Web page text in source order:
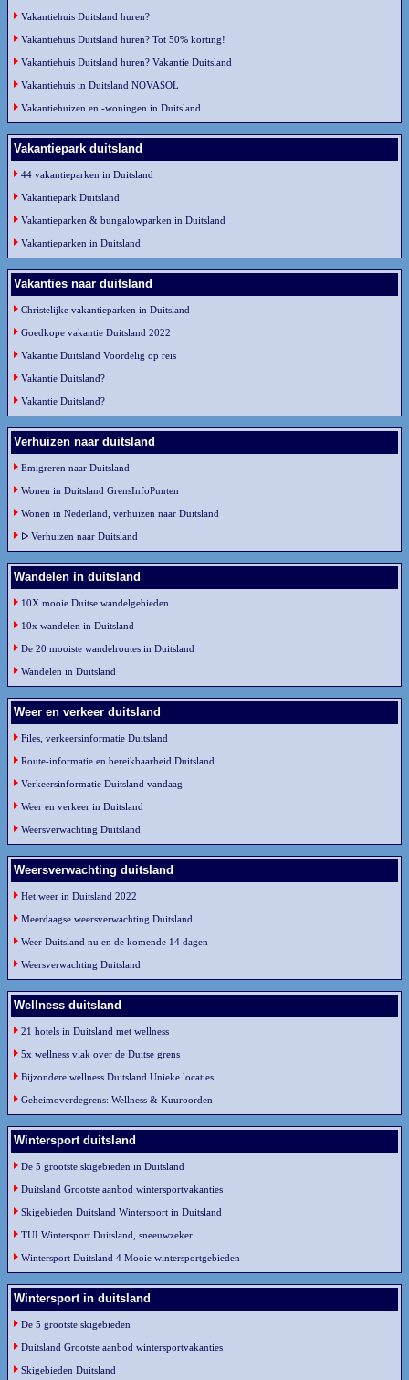
Vakantiehuis Duitsland huren?
Vakantiehuis Duitsland huren? Tot 50% korting!
Vakantiehuis Duitsland huren? Vakantie Duitsland
Vakantiehuis in Duitsland NOVASOL
Vakantiehuizen en -woningen in Duitsland
Vakantiepark duitsland
44 vakantieparken in Duitsland
Vakantiepark Duitsland
Vakantieparken & bungalowparken in Duitsland
Vakantieparken in Duitsland
Vakanties naar duitsland
Christelijke vakantieparken in Duitsland
Goedkope vakantie Duitsland 2022
Vakantie Duitsland Voordelig op reis
Vakantie Duitsland?
Vakantie Duitsland?
Verhuizen naar duitsland
Emigreren naar Duitsland
Wonen in Duitsland GrensInfoPunten
Wonen in Nederland, verhuizen naar Duitsland
ᐅ Verhuizen naar Duitsland
Wandelen in duitsland
10X mooie Duitse wandelgebieden
10x wandelen in Duitsland
De 20 mooiste wandelroutes in Duitsland
Wandelen in Duitsland
Weer en verkeer duitsland
Files, verkeersinformatie Duitsland
Route-informatie en bereikbaarheid Duitsland
Verkeersinformatie Duitsland vandaag
Weer en verkeer in Duitsland
Weersverwachting Duitsland
Weersverwachting duitsland
Het weer in Duitsland 2022
Meerdaagse weersverwachting Duitsland
Weer Duitsland nu en de komende 14 dagen
Weersverwachting Duitsland
Wellness duitsland
21 hotels in Duitsland met wellness
5x wellness vlak over de Duitse grens
Bijzondere wellness Duitsland Unieke locaties
Geheimoverdegrens: Wellness & Kuuroorden
Wintersport duitsland
De 5 grootste skigebieden in Duitsland
Duitsland Grootste aanbod wintersportvakanties
Skigebieden Duitsland Wintersport in Duitsland
TUI Wintersport Duitsland, sneeuwzeker
Wintersport Duitsland 4 Mooie wintersportgebieden
Wintersport in duitsland
De 5 grootste skigebieden
Duitsland Grootste aanbod wintersportvakanties
Skigebieden Duitsland